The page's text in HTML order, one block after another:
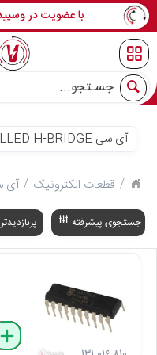
با عضویت در
آی سی SPI CONTROLLED H-BRIDGE
قطعات الکترونیک آی
جستجوی پیشرفته
delete
remove
add